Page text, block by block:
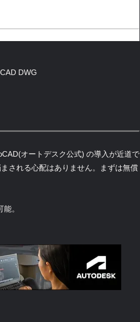
DWG
オートデスク公式) の導入が近道で
される心配はありません。まずは無償
。